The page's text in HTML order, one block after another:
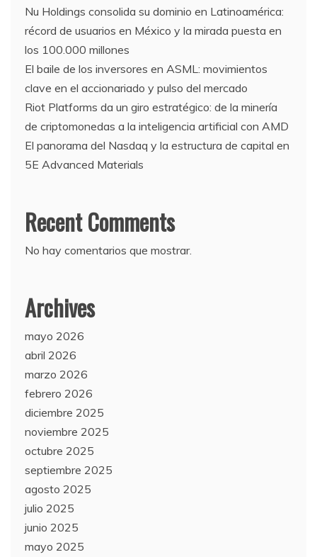
Nu Holdings consolida su dominio en Latinoamérica:
récord de usuarios en México y la mirada puesta en
los 100.000 millones
El baile de los inversores en ASML: movimientos
clave en el accionariado y pulso del mercado
Riot Platforms da un giro estratégico: de la minería
de criptomonedas a la inteligencia artificial con AMD
El panorama del Nasdaq y la estructura de capital en
5E Advanced Materials
Recent Comments
No hay comentarios que mostrar.
Archives
mayo 2026
abril 2026
marzo 2026
febrero 2026
diciembre 2025
noviembre 2025
octubre 2025
septiembre 2025
agosto 2025
julio 2025
junio 2025
mayo 2025